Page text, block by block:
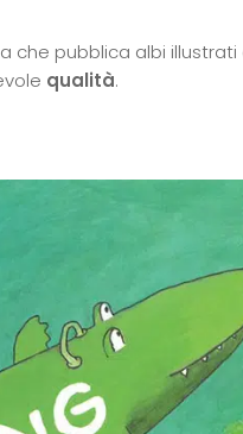
che pubblica albi
qualità.